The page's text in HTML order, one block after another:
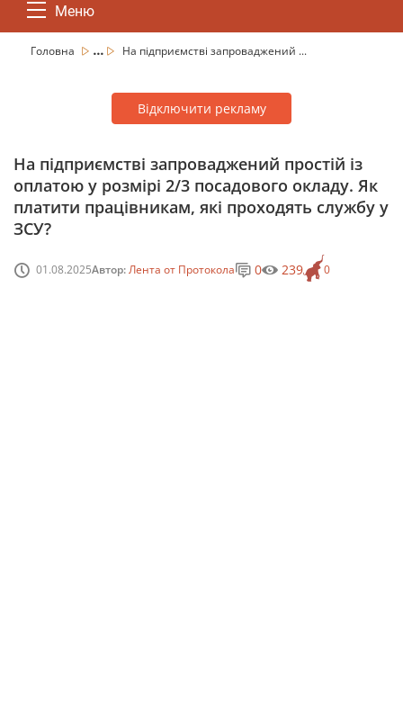
Меню
Головна ... На підприємстві запроваджений ...
Відключити рекламу
На підприємстві запроваджений простій із
оплатою у розмірі 2/3 посадового окладу. Як
платити працівникам, які проходять службу у
ЗСУ?
01.08.2025Автор:Лента от Протокола 0
0 239